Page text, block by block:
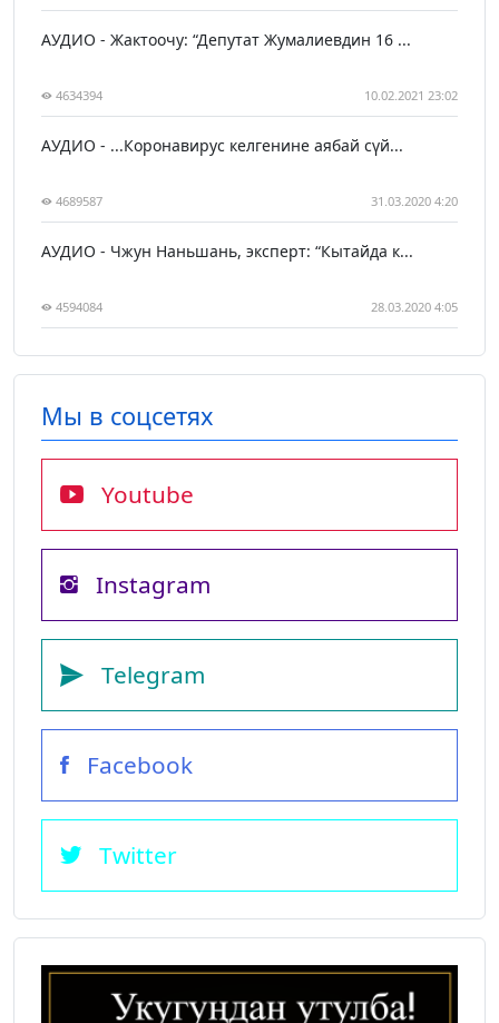
АУДИО - Жактоочу: “Депутат Жумалиевдин 16 ...
4634394 10.02.2021 23:02
АУДИО - ...Коронавирус келгенине аябай сүй...
4689587 31.03.2020 4:20
АУДИО - Чжун Наньшань, эксперт: “Кытайда к...
4594084 28.03.2020 4:05
Мы в соцсетях
Youtube
Instagram
Telegram
Facebook
Twitter